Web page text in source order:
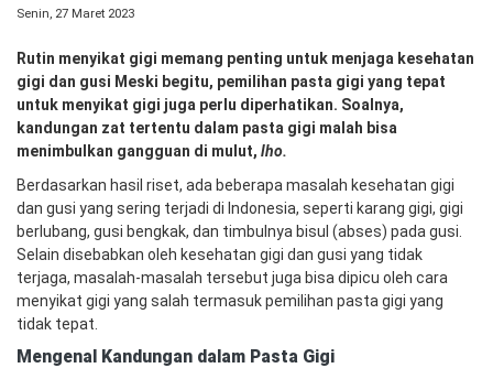
Senin, 27 Maret 2023
Rutin menyikat gigi memang penting untuk menjaga kesehatan
gigi dan gusi Meski begitu, pemilihan pasta gigi yang tepat
untuk menyikat gigi juga perlu diperhatikan. Soalnya,
kandungan zat tertentu dalam pasta gigi malah bisa
menimbulkan gangguan di mulut, lho.
Berdasarkan hasil riset, ada beberapa masalah kesehatan gigi
dan gusi yang sering terjadi di Indonesia, seperti karang gigi, gigi
berlubang, gusi bengkak, dan timbulnya bisul (abses) pada gusi.
Selain disebabkan oleh kesehatan gigi dan gusi yang tidak
terjaga, masalah-masalah tersebut juga bisa dipicu oleh cara
menyikat gigi yang salah termasuk pemilihan pasta gigi yang
tidak tepat.
Mengenal Kandungan dalam Pasta Gigi